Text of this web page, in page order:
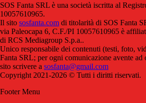
SOS Fanta SRL è una società iscritta al
10057610965.
Il sito sosfanta.com di titolarità di SOS Fanta
via Paleocapa 6, C.F./PI 10057610965 è
di RCS Mediagroup S.p.a..
Unico responsabile dei contenuti (testi, foto,
Fanta SRL; per ogni comunicazione avente ad
sito scrivere a sosfanta@gmail.com
Copyright 2021-2026 © Tutti i diritti riservati.
Footer Menu